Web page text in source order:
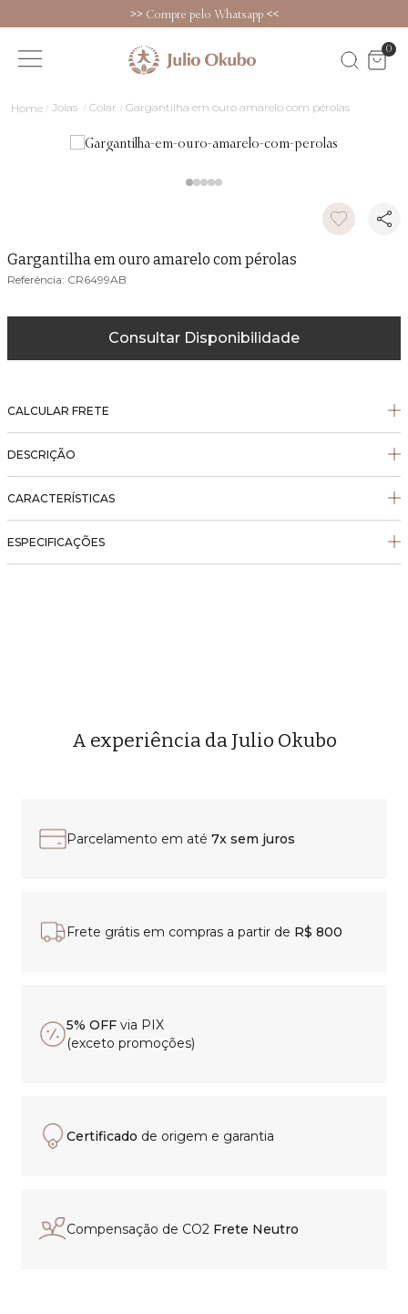
>>Compre pelo Whatsapp <<
0
Joias Colar Gargantilha em ouro amarelo com pérolas
Gargantilha em ouro amarelo com pérolas
CR6499AB
Consultar Disponibilidade
CALCULAR FRETE
DESCRIÇÃO
CARACTERÍSTICAS
ESPECIFICAÇÕES
A experiência da Julio Okubo
Parcelamento em até 7x sem juros
Frete grátis em compras a partir de R$ 800
5% OFF via PIX
(exceto promoções)
Certificado de origem e garantia
Compensação de CO2 Frete Neutro